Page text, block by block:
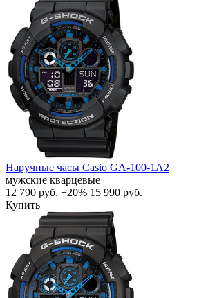
Наручные часы Casio GA-100-1A2
мужские кварцевые
12 790 руб. −20% 15 990 руб.
Купить